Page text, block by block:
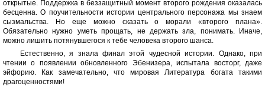
открытые. Поддержка в беззащитный момент второго рождения оказалась
бесценна. О поучительности истории центрального персонажа мы знаем
сызмальства. Но еще можно сказать о морали «второго плана».
Обязательно нужно уметь прощать, не держать зла, понимать. Иначе,
можно лишить потянувшегося к тебе человека второго шанса.
Естественно, я знала финал этой чудесной истории. Однако, при
чтении о появлении обновленного Эбенизера, испытала восторг, даже
эйфорию. Как замечательно, что мировая Литература богата такими
драгоценностями!